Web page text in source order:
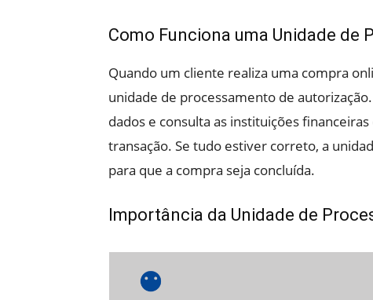
Como Funciona uma Unidade de
Quando um cliente realiza uma compra
unidade de processamento de
dados e consulta as instituições
transação. Se tudo estiver correto, a
para que a compra seja concluída.
Importância da Unidade de